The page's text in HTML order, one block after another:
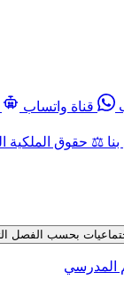
قناة واتساب
⚖️ حقوق الملكية
الفصل الثالث في
المدرسي